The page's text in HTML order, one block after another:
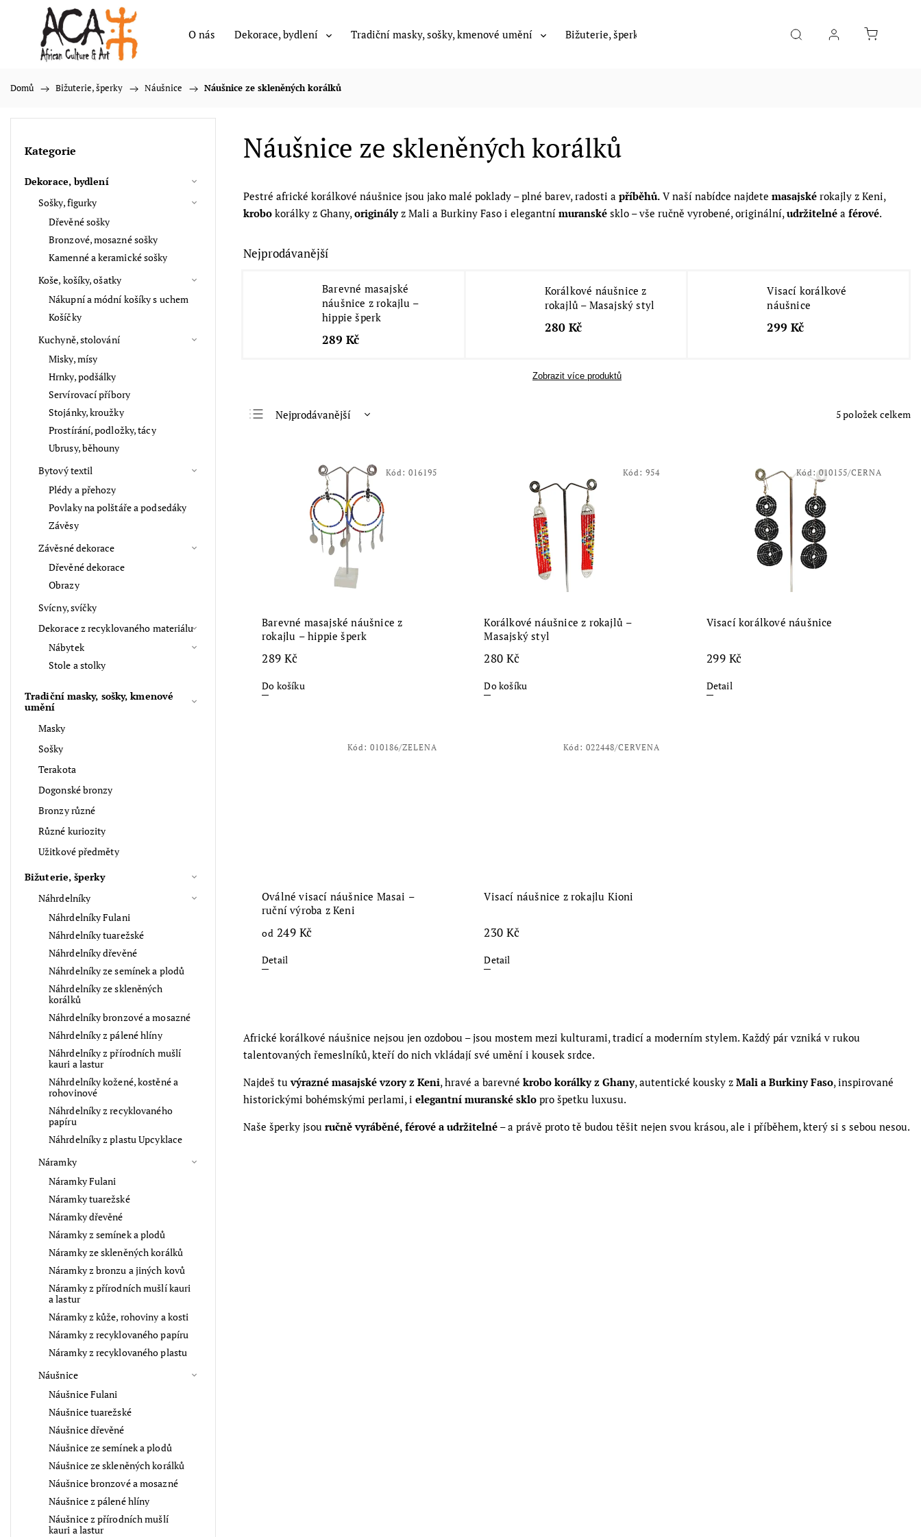
O nás Dekorace, bydlení Tradiční masky, sošky, kmenové umění Bižuterie, šperky Hudební nástroje Potraviny
Domů / Bižuterie, šperky / Náušnice / Náušnice ze skleněných korálků
Kategorie
Dekorace, bydlení
Sošky, figurky
Dřevěné sošky
Bronzové, mosazné sošky
Kamenné a keramické sošky
Koše, košíky, ošatky
Nákupní a módní košíky s uchem
Košíčky
Kuchyně, stolování
Misky, mísy
Hrnky, podšálky
Servírovací příbory
Stojánky, kroužky
Prostírání, podložky, tácy
Ubrusy, běhouny
Bytový textil
Plédy a přehozy
Povlaky na polštáře a podsedáky
Závěsy
Závěsné dekorace
Dřevěné dekorace
Obrazy
Svícny, svíčky
Dekorace z recyklovaného materiálu
Nábytek
Stole a stolky
Tradiční masky, sošky, kmenové
umění
Masky
Sošky
Terakota
Dogonské bronzy
Bronzy různé
Různé kuriozity
Užitkové předměty
Bižuterie, šperky
Náhrdelníky
Náhrdelníky Fulani
Náhrdelníky tuarežské
Náhrdelníky dřevěné
Náhrdelníky ze semínek a plodů
Náhrdelníky ze skleněných
korálků
Náhrdelníky bronzové a mosazné
Náhrdelníky z pálené hlíny
Náhrdelníky z přírodních mušlí
kauri a lastur
Náhrdelníky kožené, kostěné a
rohovinové
Náhrdelníky z recyklovaného
papíru
Náhrdelníky z plastu Upcyklace
Náramky
Náramky Fulani
Náramky tuarežské
Náramky dřevěné
Náramky z semínek a plodů
Náramky ze skleněných korálků
Náramky z bronzu a jiných kovů
Náramky z přírodních mušlí kauri
a lastur
Náramky z kůže, rohoviny a kosti
Náramky z recyklovaného papíru
Náramky z recyklovaného plastu
Náušnice
Náušnice Fulani
Náušnice tuarežské
Náušnice dřevěné
Náušnice ze semínek a plodů
Náušnice ze skleněných korálků
Náušnice bronzové a mosazné
Náušnice z pálené hlíny
Náušnice z přírodních mušlí
kauri a lastur
Náušnice ze skleněných korálků
Pestré africké korálkové náušnice jsou jako malé poklady – plné barev, radosti a příběhů. V naší nabídce najdete masajské rokajly z Keni,
krobo korálky z Ghany,originályz Mali a Burkiny Faso i elegantní muranské sklo – vše ručně vyrobené, originální,udržitelné a férové.
Nejprodávanější
Barevné masajské
náušnice z rokajlu –
hippie šperk
289 Kč
Korálkové náušnice z
rokajlů – Masajský styl
280 Kč
Visací korálkové
náušnice
299 Kč
Zobrazit více produktů
Nejprodávanější 5položek celkem
Barevné masajské náušnice z
rokajlu – hippie šperk
289 Kč
Do košíku
Kód:016195
Korálkové náušnice z rokajlů –
Masajský styl
280 Kč
Do košíku
Kód: 954
Visací korálkové náušnice
299 Kč
Detail
Kód:010155/CERNA
Oválné visací náušnice Masai –
ruční výroba z Keni
od 249 Kč
Detail
Kód:010186/ZELENA
Visací náušnice z rokajlu Kioni
230 Kč
Detail
Kód: 022448/CERVENA
Africké korálkové náušnice nejsou jen ozdobou – jsou mostem mezi kulturami, tradicí a moderním stylem. Každý pár vzniká v rukou
talentovaných řemeslníků, kteří do nich vkládají své umění i kousek srdce.
Najdeš tuvýrazné masajské vzory z Keni, hravé a barevné krobo korálky z Ghany, autentické kousky z Mali a Burkiny Faso, inspirované
historickými bohémskými perlami, i elegantní muranské sklo pro špetku luxusu.
Naše šperky jsou ručně vyráběné, férové a udržitelné – a právě proto tě budou těšit nejen svou krásou, ale i příběhem, který si s sebou nesou.